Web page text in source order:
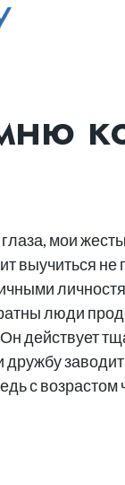
мои
выучиться
люди
действует
дружбу
с